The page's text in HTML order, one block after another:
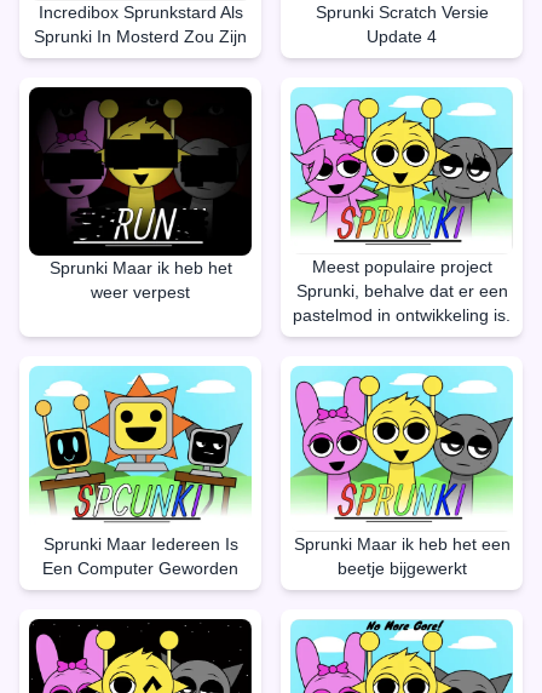
Incredibox Sprunkstard Als
Sprunki In Mosterd Zou Zijn
Sprunki Scratch Versie
Update 4
Sprunki Maar ik heb het
weer verpest
Meest populaire project
Sprunki, behalve dat er een
pastelmod in ontwikkeling is.
Sprunki Maar Iedereen Is
Een Computer Geworden
Sprunki Maar ik heb het een
beetje bijgewerkt